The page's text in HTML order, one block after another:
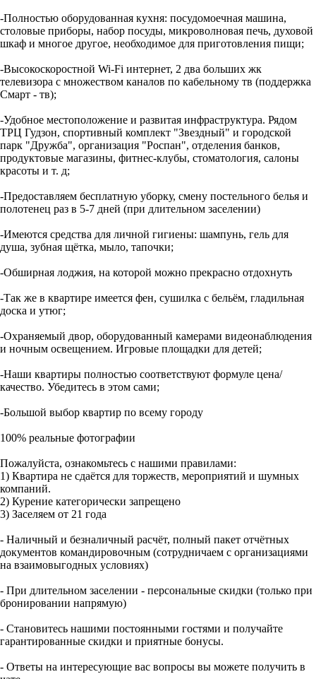
-Полностью оборудованная кухня: посудомоечная машина,
столовые приборы, набор посуды, микроволновая печь, духовой
шкаф и многое другое, необходимое для приготовления пищи;
-Высокоскоростной Wi-Fi интернет, 2 два больших жк
телевизора с множеством каналов по кабельному тв (поддержка
Смарт - тв);
-Удобное местоположение и развитая инфраструктура. Рядом
ТРЦ Гудзон, спортивный комплект "Звездный" и городской
парк "Дружба", организация "Роспан", отделения банков,
продуктовые магазины, фитнес-клубы, стоматология, салоны
красоты и т. д;
-Предоставляем бесплатную уборку, смену постельного белья и
полотенец раз в 5-7 дней (при длительном заселении)
-Имеются средства для личной гигиены: шампунь, гель для
душа, зубная щётка, мыло, тапочки;
-Обширная лоджия, на которой можно прекрасно отдохнуть
-Так же в квартире имеется фен, сушилка с бельём, гладильная
доска и утюг;
-Охраняемый двор, оборудованный камерами видеонаблюдения
и ночным освещением. Игровые площадки для детей;
-Наши квартиры полностью соответствуют формуле цена/
качество. Убедитесь в этом сами;
-Большой выбор квартир по всему городу
100% peальные фотoгpафии
Пожалуйста, ознакомьтесь с нашими правилами:
1) Квартира не сдаётся для торжеств, мероприятий и шумных
компаний.
2) Курение категорически запрещено
3) Заселяем от 21 года
- Наличный и безналичный расчёт, полный пакет отчётных
документов командировочным (сотрудничаем с организациями
на взаимовыгодных условиях)
- При длительном заселении - персональные скидки (только при
бронировании напрямую)
- Становитесь нашими постоянными гостями и получайте
гарантированные скидки и приятные бонусы.
- Ответы на интересующие вас вопросы вы можете получить в